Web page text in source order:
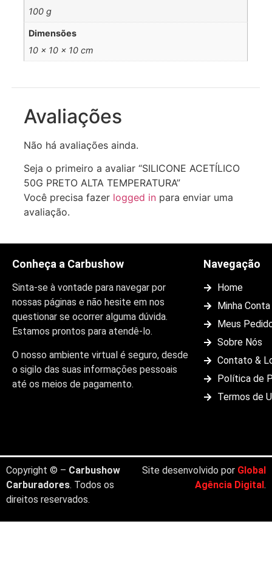
100 g
Dimensões
10 × 10 × 10 cm
Avaliações
Não há avaliações ainda.
Seja o primeiro a avaliar “SILICONE ACETÍLICO
50G PRETO ALTA TEMPERATURA”
Você precisa fazer logged in para enviar uma
avaliação.
Conheça a Carbushow
Sinta-se à vontade para navegar por
nossas páginas e não hesite em nos
questionar se ocorrer alguma dúvida.
Estamos prontos para atendê-lo.
O nosso ambiente virtual é seguro, desde
o sigilo das suas informações pessoais
até os meios de pagamento.
Navegação
Home
Minha Conta
Meus
Sobre Nós
Contato &
Política de
Termos de
Copyright © – Carbushow
Carburadores. Todos os
direitos reservados.
Site desenvolvido por Global
Agência Digital.